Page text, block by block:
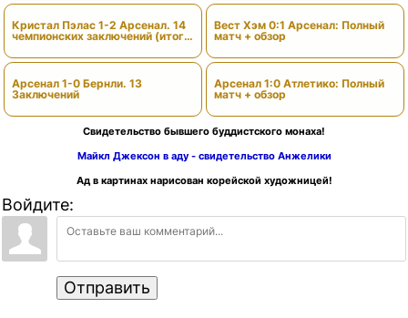
Кристал Пэлас 1-2 Арсенал. 14
чемпионских заключений (итоги
Арсенал 1-0 Бернли. 13
Заключений
Вест Хэм 0:1 Арсенал: Полный
матч + обзор
Арсенал 1:0 Атлетико: Полный
матч + обзор
Свидетельство бывшего буддистского монаха!
Майкл Джексон в аду - свидетельство Анжелики
Ад в картинах нарисован корейской художницей!
Войдите:
Отправить